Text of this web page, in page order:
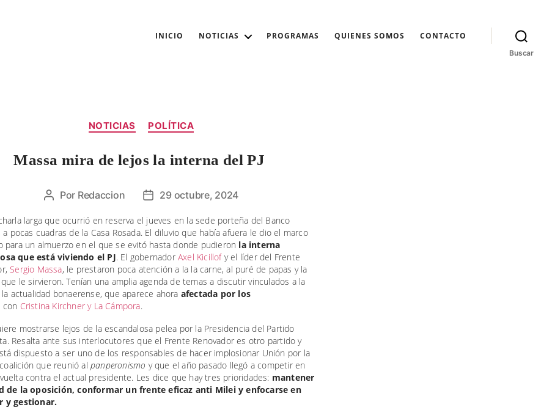
INICIO NOTICIAS PROGRAMAS QUIENES SOMOS CONTACTO
Buscar
NOTICIAS POLÍTICA
Massa mira de lejos la interna del PJ
Autor
la
entrada
Por Redaccion
Fecha
la
entrada
29 octubre, 2024
larga que ocurrió en reserva el jueves en la sede porteña del Banco
a pocas cuadras de la Casa Rosada. El diluvio que había afuera le dio el marco
para un almuerzo en el que se evitó hasta donde pudieron la interna
que está viviendo el PJ. El gobernadorAxel Kicillof y el líder del Frente
Sergio Massa, le prestaron poca atención a la la carne, al puré de papas y la
le sirvieron. Tenían una amplia agenda de temas a discutir vinculados a la
actualidad bonaerense, que aparece ahora afectada por los
con Cristina Kirchner y La Cámpora.
mostrarse lejos de la escandalosa pelea por la Presidencia del Partido
Resalta ante sus interlocutores que el Frente Renovador es otro partido y
dispuesto a ser uno de los responsables de hacer implosionar Unión por la
que reunió al panperonismo y que el año pasado llegó a competir en
contra el actual presidente. Les dice que hay tres prioridades: mantener
de la oposición, conformar un frente eficaz anti Milei y enfocarse en
y gestionar.